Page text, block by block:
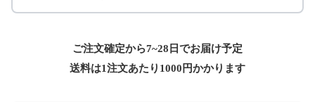
ご注文確定から7~28日でお届け予定
送料は1注文あたり 1000 円かかります